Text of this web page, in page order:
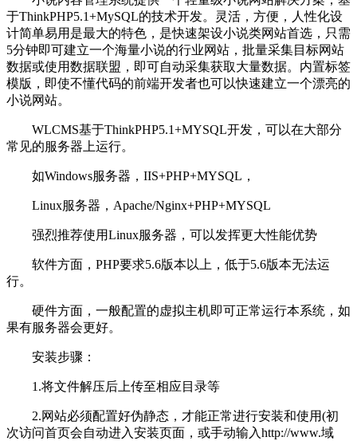
于ThinkPHP5.1+MySQL的技术开发。灵活，方便，人性化设
计简单易用是最大的特色，是快速架设小说类网站首选，只需
5分钟即可建立一个海量小说的行业网站，批量采集目标网站
数据或使用数据联盟，即可自动采集获取大量数据。内置标签
模版，即使不懂代码的前端开发者也可以快速建立一个漂亮的
小说网站。
WLCMS基于ThinkPHP5.1+MYSQL开发，可以在大部分
常见的服务器上运行。
如Windows服务器，IIS+PHP+MYSQL，
Linux服务器，Apache/Nginx+PHP+MYSQL
强烈推荐使用Linux服务器，可以发挥更大性能优势
软件方面，PHP要求5.6版本以上，低于5.6版本无法运
行。
硬件方面，一般配置的虚拟主机即可正常运行本系统，如
果有服务器会更好。
安装步骤：
1.将文件解压后上传至相应目录等
2.网站必须配置好伪静态，才能正常进行安装和使用(初
次访问首页会自动进入安装页面，或手动输入http://www.域